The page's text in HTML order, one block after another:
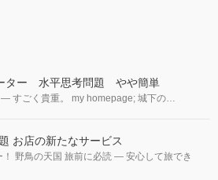
ター 水平思考問題 やや簡単
— すごく貴重。 my homepage; 城下の…
お店の新たなサービス
野鳥の天国 旅前に必読 — 安心して旅でき